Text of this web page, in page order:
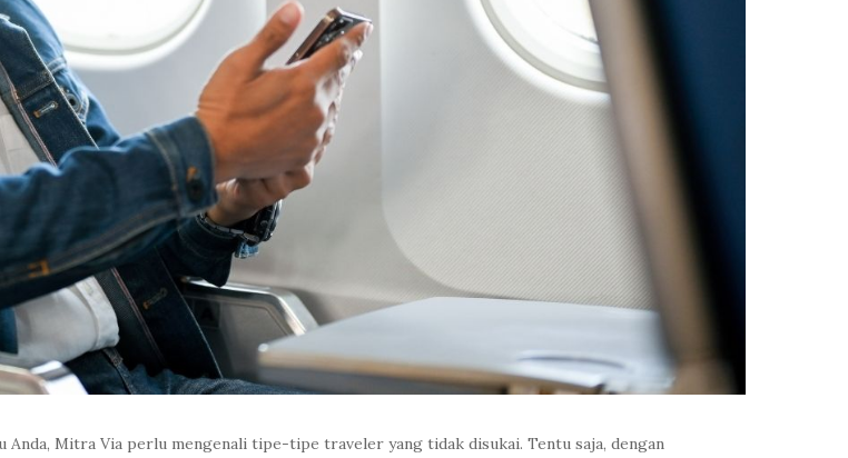
Mitra Via perlu mengenali tipe-tipe traveler yang tidak disukai. Tentu saja, dengan